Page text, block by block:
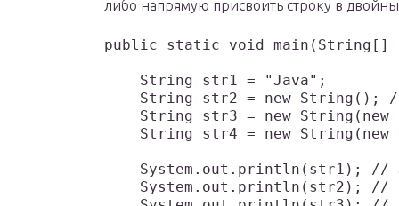
либо напрямую присвоить строку в
public static void main(String[]
    String str1 = "Java";
String str2 = new String();
String str3 = new String(new
String str4 = new String(new
System.out.println(str1); //
    System.out.println(str2); //